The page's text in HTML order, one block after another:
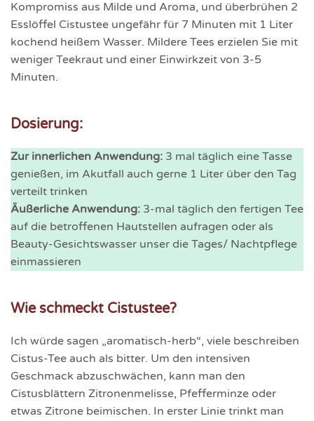
Kompromiss aus Milde und Aroma, und überbrühen 2
Esslöffel Cistustee ungefähr für 7 Minuten mit 1 Liter
kochend heißem Wasser. Mildere Tees erzielen Sie mit
weniger Teekraut und einer Einwirkzeit von 3-5
Minuten.
Dosierung:
Zur innerlichen Anwendung: 3 mal täglich eine Tasse
genießen, im Akutfall auch gerne 1 Liter über den Tag
verteilt trinken
Äußerliche Anwendung: 3-mal täglich den fertigen Tee
auf die betroffenen Hautstellen aufragen oder als
Beauty-Gesichtswasser unser die Tages/ Nachtpflege
einmassieren
Wie schmeckt Cistustee?
Ich würde sagen „aromatisch-herb“, viele beschreiben
Cistus-Tee auch als bitter. Um den intensiven
Geschmack abzuschwächen, kann man den
Cistusblättern Zitronenmelisse, Pfefferminze oder
etwas Zitrone beimischen. In erster Linie trinkt man